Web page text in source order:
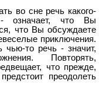
во сне речь какого-
- означает, что Вы
что Вы обсуждаете
приключения.
то речь - значит,
Повторять,
что прежде,
преодолеть